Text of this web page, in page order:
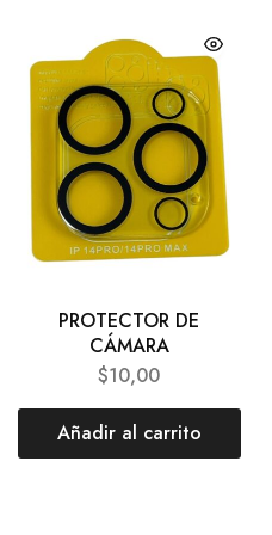
PROTECTOR DE
CÁMARA
$10,00
Añadir al carrito